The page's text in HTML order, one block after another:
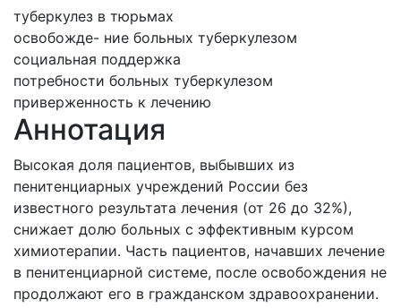
туберкулез в тюрьмах
освобожде- ние больных туберкулезом
социальная поддержка
потребности больных туберкулезом
приверженность к лечению
Аннотация
Высокая доля пациентов, выбывших из
пенитенциарных учреждений России без
известного результата лечения (от 26 до 32%),
снижает долю больных с эффективным курсом
химиотерапии. Часть пациентов, начавших лечение
в пенитенциарной системе, после освобождения не
продолжают его в гражданском здравоохранении.